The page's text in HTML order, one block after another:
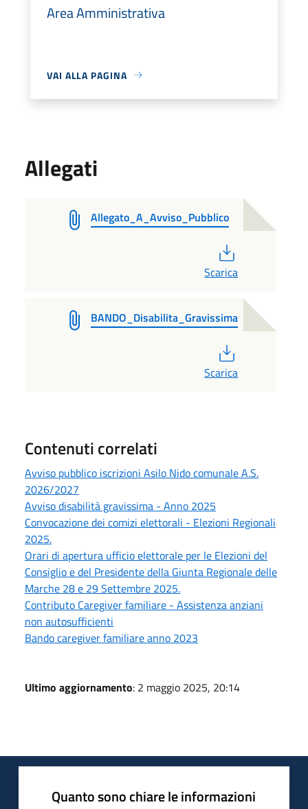
Area Amministrativa
VAI ALLA PAGINA
Allegati
Allegato_A_Avviso_Pubblico
Scarica
BANDO_Disabilita_Gravissima
Scarica
Contenuti correlati
Avviso pubblico iscrizioni Asilo Nido comunale A.S.
2026/2027
Avviso disabilità gravissima - Anno 2025
Convocazione dei comizi elettorali - Elezioni Regionali
2025.
Orari di apertura ufficio elettorale per le Elezioni del
Consiglio e del Presidente della Giunta Regionale delle
Marche 28 e 29 Settembre 2025.
Contributo Caregiver familiare - Assistenza anziani
non autosufficienti
Bando caregiver familiare anno 2023
Ultimo aggiornamento: 2 maggio 2025, 20:14
Quanto sono chiare le informazioni